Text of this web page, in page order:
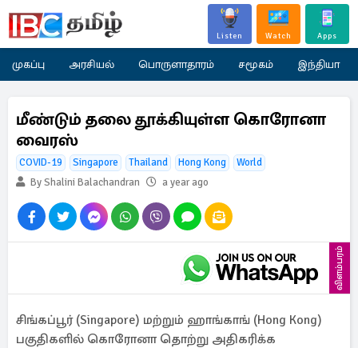
Listen Watch Apps
முகப்பு அரசியல் பொருளாதாரம் சமூகம் இந்தியா
மீண்டும் தலை தூக்கியுள்ள கொரோனா
வைரஸ்
COVID-19 Singapore Thailand Hong Kong
World
By Shalini Balachandran
a year ago
விளம்பரம்
சிங்கப்பூர் (Singapore) மற்றும் ஹாங்காங் (Hong Kong)
பகுதிகளில் கொரோனா தொற்று அதிகரிக்க